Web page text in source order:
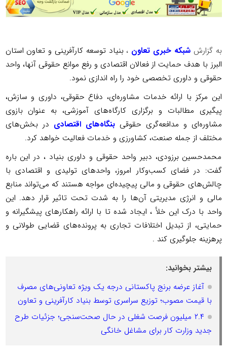
به گزارش شبکه خبری تعاون ، بنیاد توسعه کارآفرینی و تعاون استان
البرز با هدف حمایت از فعالان اقتصادی و رفع موانع حقوقی آنها، واحد
حقوقی و داوری تخصصی خود را راه اندازی نمود.
این مرکز با ارائه خدمات مشاوره‌ای، دفاع حقوقی، داوری و سازش،
پیگیری مطالبات و برگزاری کارگاه‌های آموزشی، به عنوان بازوی
مشاوره‌ای و مدافعه‌گری حقوقی بنگاه‌های اقتصادی در بخش‌های
مختلف از جمله صنعت، کشاورزی و خدمات فعالیت خواهد کرد.
محمدحسین برزودی، دبیر واحد حقوقی و داوری بنیاد ، در این باره
گفت: در فضای کسب‌وکار امروز، واحدهای تولیدی و اقتصادی با
چالش‌های حقوقی و مالی پیچیده‌ای مواجه هستند که می‌تواند منابع
مالی و انرژی مدیریتی آن‌ها را به شدت تحت تاثیر قرار دهد. این
واحد با درک این خلأ ، ایجاد شده تا با ارائه راهکارهای پیشگیرانه و
حمایتی، از تبدیل اختلافات تجاری به پرونده‌های قضایی طولانی و
پرهزینه جلوگیری کند .
بیشتر بخوانید:
آغاز عرضه برنج پاکستانی درجه یک ویژه تعاونی‌های مصرف
با قیمت مصوب؛ توزیع سراسری توسط بنیاد کارآفرینی و تعاون
۲.۴ میلیون فرصت شغلی در حال صحت‌سنجی؛ جزئیات طرح
جدید وزارت کار برای مشاغل خانگی